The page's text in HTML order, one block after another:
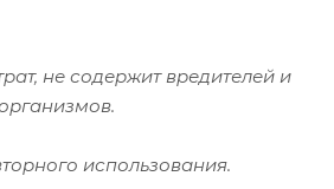
не содержит вредителей и
использования.